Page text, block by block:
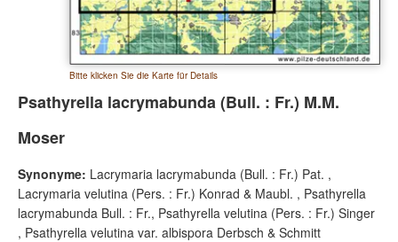
Bitte klicken Sie die Karte für Details
Psathyrella lacrymabunda (Bull. : Fr.) M.M.
Moser
Synonyme: Lacrymaria lacrymabunda (Bull. : Fr.) Pat. ,
Lacrymaria velutina (Pers. : Fr.) Konrad & Maubl. , Psathyrella
lacrymabunda Bull. : Fr., Psathyrella velutina (Pers. : Fr.) Singer
, Psathyrella velutina var. albispora Derbsch & Schmitt